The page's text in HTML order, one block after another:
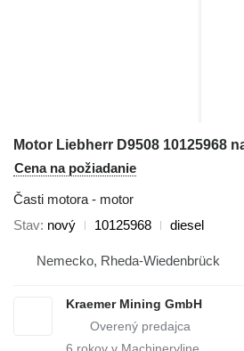
Cena na požiadanie
Časti motora - motor
Stav nový 10125968 diesel
Nemecko, Rheda-Wiedenbrück
Kraemer Mining GmbH